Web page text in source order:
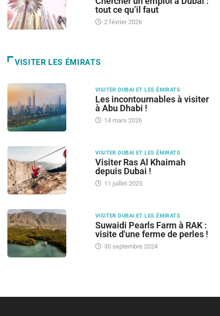
tout ce qu’il faut
2 février 2026
VISITER LES ÉMIRATS
VISITER DUBAI ET LES ÉMIRATS
Les incontournables à visiter
à Abu Dhabi !
14 mars 2026
VISITER DUBAI ET LES ÉMIRATS
Visiter Ras Al Khaimah
depuis Dubai !
11 juillet 2025
VISITER DUBAI ET LES ÉMIRATS
Suwaidi Pearls Farm à RAK :
visite d'une ferme de perles !
30 septembre 2024